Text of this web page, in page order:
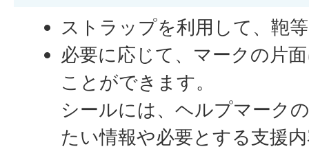
ストラップを利用して、鞄
必要に応じて、マークの片
ことができます。
シールには、ヘルプマーク
たい情報や必要とする支援